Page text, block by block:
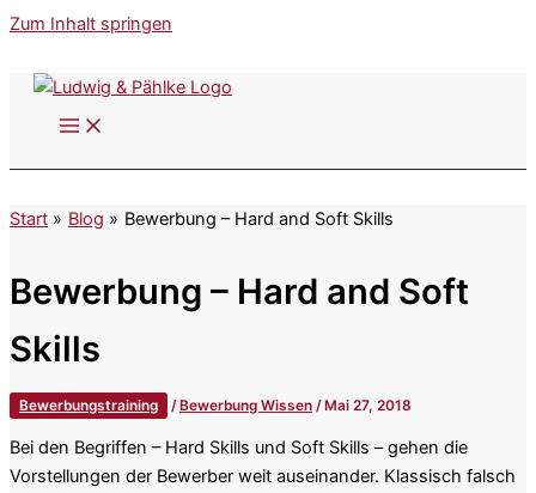
Zum Inhalt springen
Start Blog Bewerbung – Hard and Soft Skills
Bewerbung – Hard and Soft
Skills
Bewerbungstraining /Bewerbung Wissen /Mai 27, 2018
Bei den Begriffen – Hard Skills und Soft Skills – gehen die
Vorstellungen der Bewerber weit auseinander. Klassisch falsch